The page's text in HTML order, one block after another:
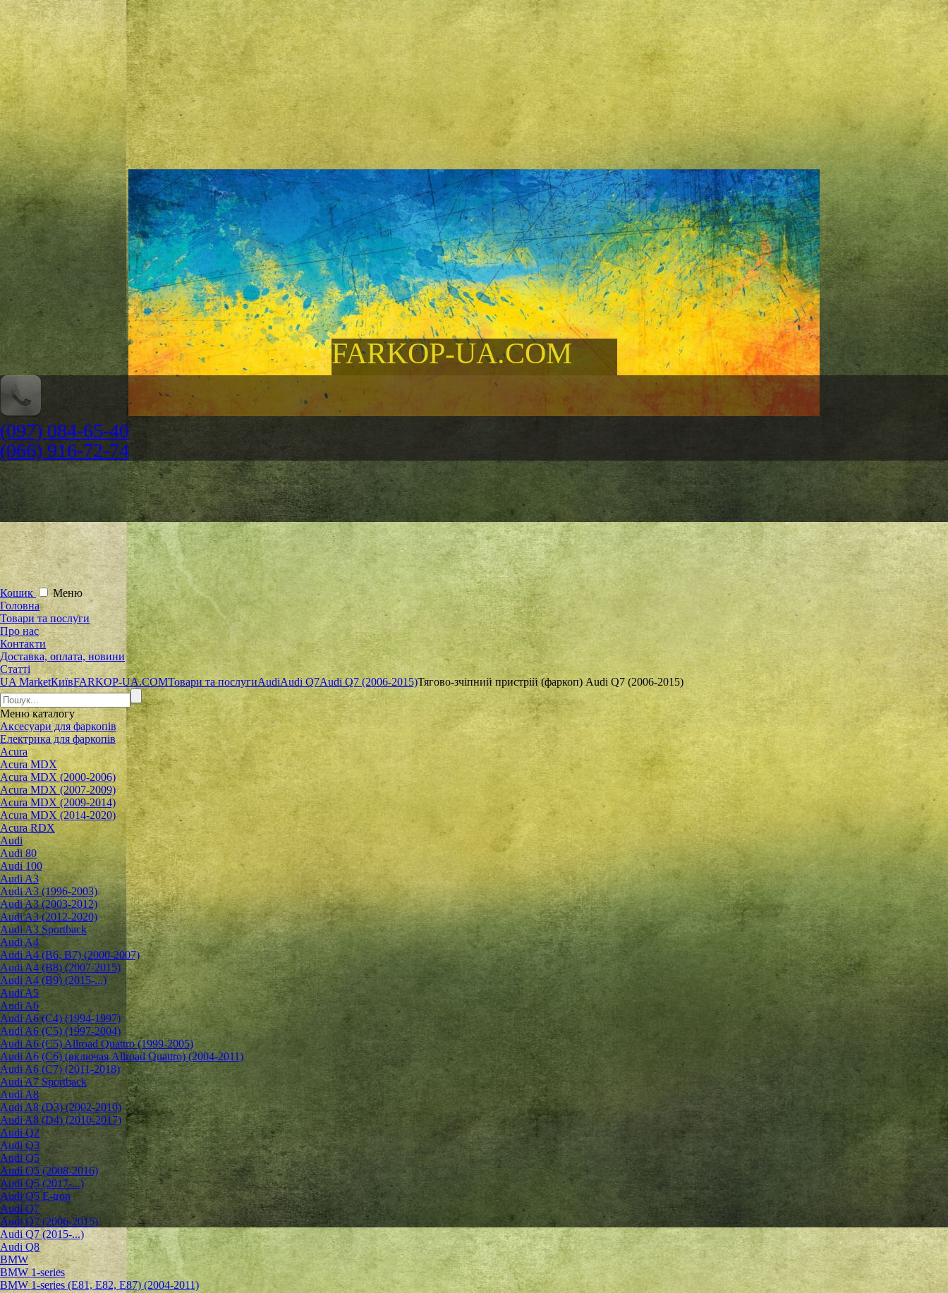
FARKOP-UA.COM
(097) 084-65-40
(066) 916-72-74
Кошик
Меню
Головна
Товари та послуги
Про нас
Контакти
Доставка, оплата, новини
Статті
UA MarketКиївFARKOP-UA.COMТовари та послугиAudiAudi Q7Audi Q7 (2006-2015)Тягово-зчіпний пристрій (фаркоп) Audi Q7 (2006-2015)
Менюкаталогу
Аксесуари для фаркопів
Електрика для фаркопів
Acura
Acura MDX
Acura MDX (2000-2006)
Acura MDX (2007-2009)
Acura MDX (2009-2014)
Acura MDX (2014-2020)
Acura RDX
Audi
Audi 80
Audi 100
Audi A3
Audi A3 (1996-2003)
Audi A3 (2003-2012)
Audi A3 (2012-2020)
Audi A3 Sportback
Audi A4
Audi A4 (B6, B7) (2000-2007)
Audi A4 (B8) (2007-2015)
Audi A4 (B9) (2015-...)
Audi A5
Audi A6
Audi A6 (C4) (1994-1997)
Audi A6 (C5) (1997-2004)
Audi A6 (C5) Allroad Quattro (1999-2005)
Audi A6 (C6) (включая Allroad Quattro) (2004-2011)
Audi A6 (C7) (2011-2018)
Audi A7 Sportback
Audi A8
Audi A8 (D3) (2002-2010)
Audi A8 (D4) (2010-2017)
Audi Q2
Audi Q3
Audi Q5
Audi Q5 (2008-2016)
Audi Q5 (2017-...)
Audi Q5 E-tron
Audi Q7
Audi Q7 (2006-2015)
Audi Q7 (2015-...)
Audi Q8
BMW
BMW 1-series
BMW 1-series (E81, E82, E87) (2004-2011)